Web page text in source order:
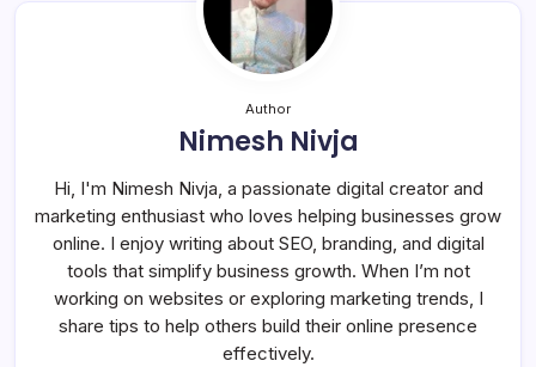
Author
Nimesh Nivja
Hi, I'm Nimesh Nivja, a passionate digital creator and
marketing enthusiast who loves helping businesses grow
online. I enjoy writing about SEO, branding, and digital
tools that simplify business growth. When I’m not
working on websites or exploring marketing trends, I
share tips to help others build their online presence
effectively.